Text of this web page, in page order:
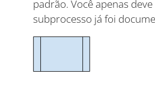
padrão. Você apenas
subprocesso já foi